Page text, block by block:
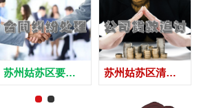
苏州姑苏区要账公司 苏州姑苏区清债公司